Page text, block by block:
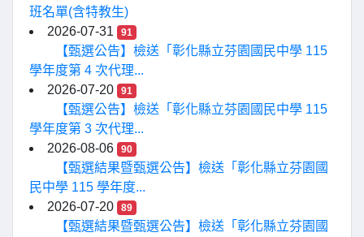
班名單(含特教生)
2026-07-31
91
【甄選公告】檢送「彰化縣立芬園國民中學 115
學年度第 4 次代理...
2026-07-20
91
【甄選公告】檢送「彰化縣立芬園國民中學 115
學年度第 3 次代理...
2026-08-06
90
【甄選結果暨甄選公告】檢送「彰化縣立芬園國
民中學 115 學年度...
2026-07-20
89
【甄選結果暨甄選公告】檢送「彰化縣立芬園國